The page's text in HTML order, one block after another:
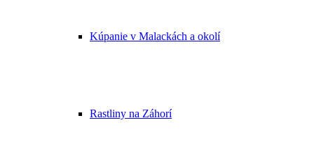
Kúpanie v Malackách a okolí
Rastliny na Záhorí